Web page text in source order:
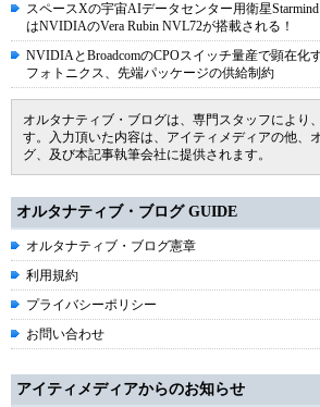
スペースXの宇宙AIデータセンター用衛星
はNVIDIAのVera Rubin NVL72が搭載される！
NVIDIAとBroadcomのCPOスイッチ量産で顕在化
フォトニクス、先端パッケージの供給制約
オルタナティブ・ブログは、専門スタッフにより
す。入力頂いた内容は、アイティメディアの他、
グ、及び本記事執筆会社に提供されます。
オルタナティブ・ブログ GUIDE
オルタナティブ・ブログ憲章
利用規約
プライバシーポリシー
お問い合わせ
アイティメディアからのお知らせ